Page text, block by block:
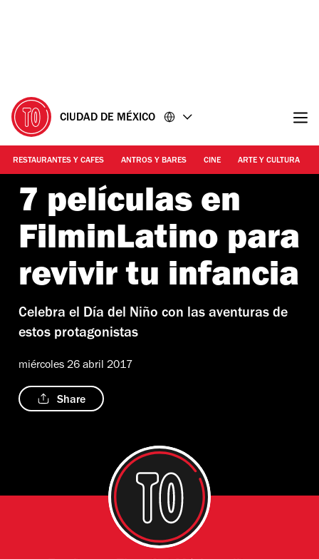
CIUDAD DE MÉXICO
RESTAURANTES Y CAFES ANTROS Y BARES CINE ARTE Y CULTURA
7 películas en
FilminLatino para
revivir tu infancia
Celebra el Día del Niño con las aventuras de
estos protagonistas
miércoles 26 abril 2017
Share